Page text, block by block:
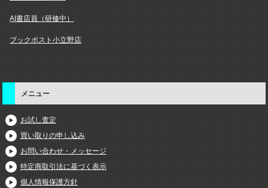
AI書店員（研修中）
ブックポスト小立野店
メニュー
お試し査定
買い取りの申し込み
お問い合わせ・メッセージ
特定商取引法に基づく表示
個人情報保護方針